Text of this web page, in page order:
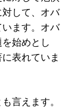
して、オバ
ます。オバ
始めとし
表れていま
言えます。